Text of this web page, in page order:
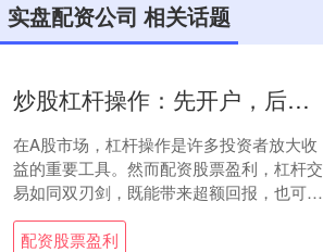
实盘配资公司 相关话题
炒股杠杆操作：先开户，后配资，严控风险
在A股市场，杠杆操作是许多投资者放大收
益的重要工具。然而配资股票盈利，杠杆交
易如同双刃剑，既能带来超额回报，也可能
放大亏损。本文将详细解析炒股杠杆操作的
正确流程....
配资股票盈利